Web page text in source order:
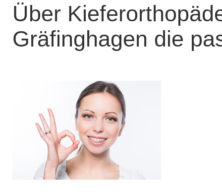
Über
Gräfinghagen die